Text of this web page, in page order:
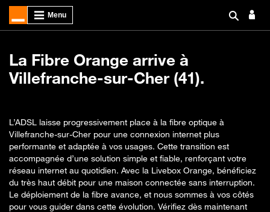
La Fibre Orange arrive à
Villefranche-sur-Cher (41).
L’ADSL laisse progressivement place à la fibre optique à
Villefranche-sur-Cher pour une connexion internet plus
performante et adaptée à vos usages. Cette transition est
accompagnée d’une solution simple et fiable, renforçant votre
réseau internet au quotidien. Avec la Livebox Orange, bénéficiez
du très haut débit pour une maison connectée sans interruption.
Le déploiement de la fibre avance, et nous sommes à vos côtés
pour vous guider dans cette évolution. Vérifiez dès maintenant